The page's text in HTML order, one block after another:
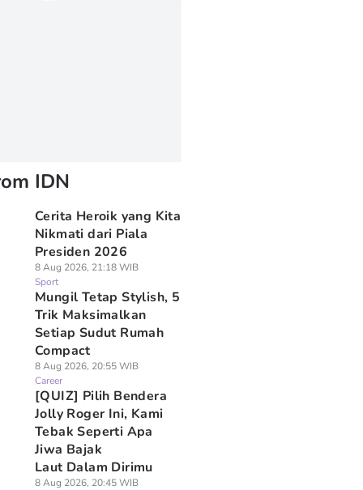
IDN
Cerita Heroik yang Kita
Nikmati dari Piala
Presiden 2026
8 Aug 2026, 21:18 WIB
Sport
Mungil Tetap Stylish, 5
Trik Maksimalkan
Setiap Sudut Rumah
Compact
8 Aug 2026, 20:55 WIB
Career
[QUIZ] Pilih Bendera
Jolly Roger Ini, Kami
Tebak Seperti Apa
Jiwa Bajak
Laut Dalam Dirimu
8 Aug 2026, 20:45 WIB